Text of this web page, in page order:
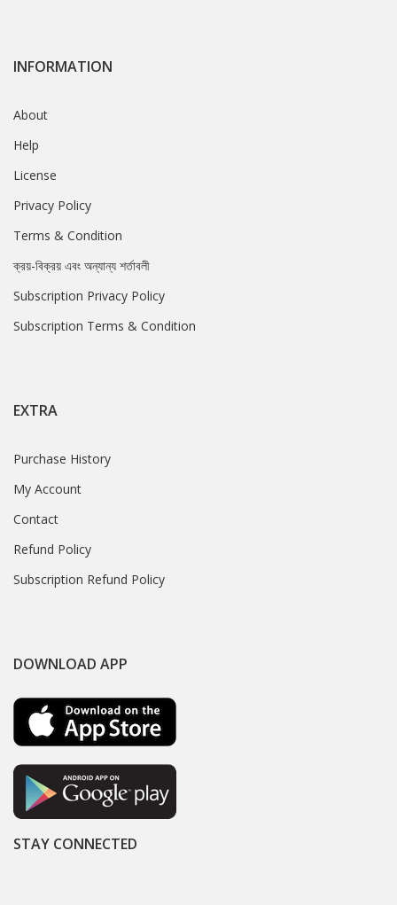
INFORMATION
About
Help
License
Privacy Policy
Terms & Condition
ক্রয়-বিক্রয় এবং অন্যান্য শর্তাবলী
Subscription Privacy Policy
Subscription Terms & Condition
EXTRA
Purchase History
My Account
Contact
Refund Policy
Subscription Refund Policy
DOWNLOAD APP
STAY CONNECTED